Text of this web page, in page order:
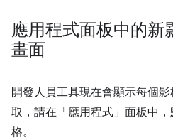
應用程式面板中的新
畫面
開發人員工具現在會顯示每個
取，請在「應用程式」 面板中，
格。